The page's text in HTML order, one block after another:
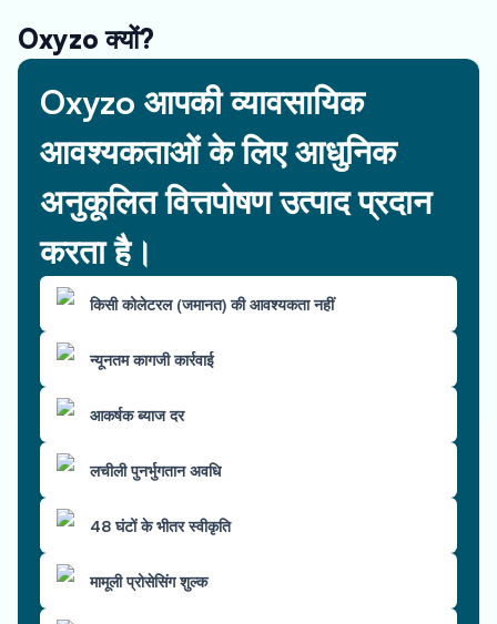
Oxyzo क्यों?
Oxyzo आपकी व्यावसायिक
आवश्यकताओं के लिए आधुनिक
अनुकूलित वित्तपोषण उत्पाद प्रदान
करता है।
किसी कोलेटरल (जमानत) की आवश्यकता नहीं
न्यूनतम कागजी कार्रवाई
आकर्षक ब्याज दर
लचीली पुनर्भुगतान अवधि
48 घंटों के भीतर स्वीकृति
मामूली प्रोसेसिंग शुल्क